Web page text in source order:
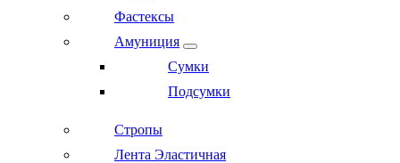
Фастексы
Амуниция
Сумки
Подсумки
Стропы
Лента Эластичная